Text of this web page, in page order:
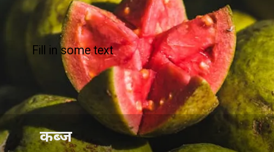
कब्ज
Fill in some text